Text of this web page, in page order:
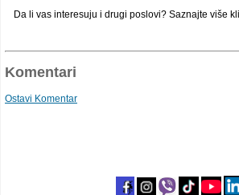
Da li vas interesuju i drugi poslovi? Saznajte više
Komentari
Ostavi Komentar